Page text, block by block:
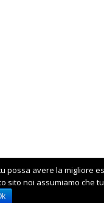
possa avere la migliore
sito noi assumiamo che